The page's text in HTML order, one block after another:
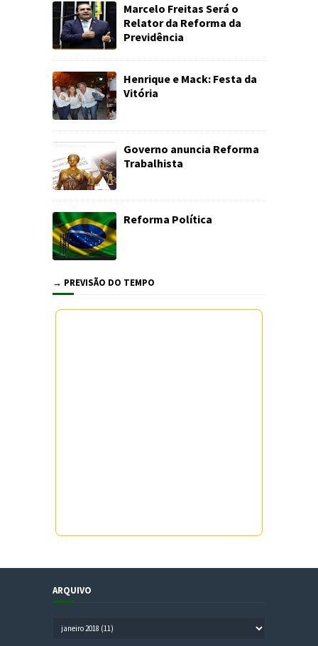
Marcelo Freitas Será o
Relator da Reforma da
Previdência
Henrique e Mack: Festa da
Vitória
Governo anuncia Reforma
Trabalhista
Reforma Política
→ PREVISÃO DO TEMPO
ARQUIVO